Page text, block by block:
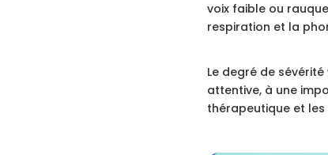
voix faible ou
respiration et la
Le degré de
attentive, à une
thérapeutique et